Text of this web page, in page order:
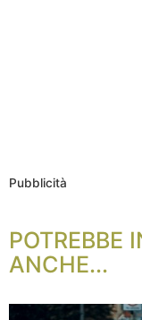
Pubblicità
POTREBBE
ANCHE...